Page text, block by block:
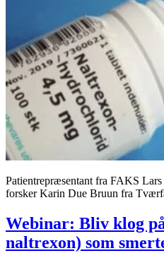
Patientrepræsentant fra FAKS
forsker Karin Due Bruun fra
Webinar: Bliv klog
naltrexon) som